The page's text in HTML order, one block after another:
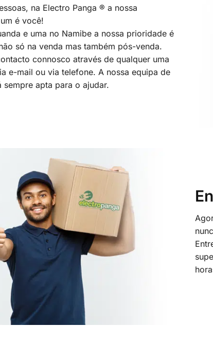
na Electro Panga ® a nossa
é você!
e uma no Namibe a nossa prioridade é
só na venda mas também pós-venda.
connosco através de qualquer uma
e-mail ou via telefone. A nossa equipa de
sempre apta para o ajudar.